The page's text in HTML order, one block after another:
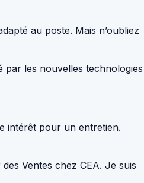
au poste. Mais n’oubliez
par les nouvelles technologies
intérêt pour un entretien.
Ventes chez CEA. Je suis